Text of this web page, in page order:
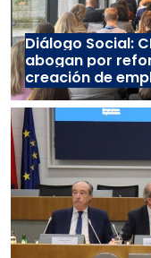
Diálogo Social:
abogan por
creación de